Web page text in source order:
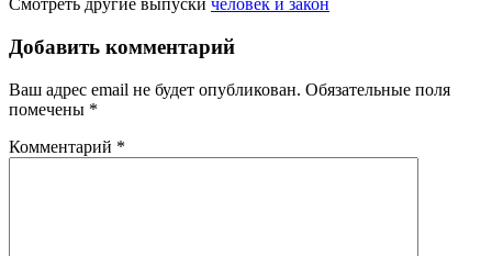
Смотреть другие выпуски человек и закон
Добавить комментарий
Ваш адрес email не будет опубликован. Обязательные поля
помечены *
Комментарий *